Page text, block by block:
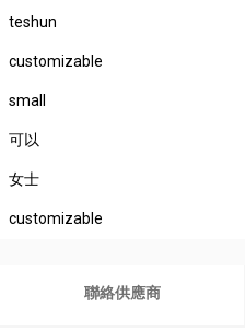
teshun
customizable
small
可以
女士
customizable
聯絡供應商